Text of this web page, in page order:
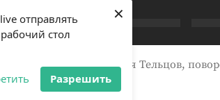
отправлять
стол
Разрешить
×
Козерогов, противоречия Тельцов,